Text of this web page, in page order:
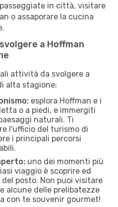
in città, visitare
o assaporare la cucina
a Hoffman
attività da svolgere a
alta stagione:
esplora Hoffman e i
o a piedi, e immergiti
naturali. Ti
l'ufficio del turismo di
i principali percorsi
uno dei momenti più
viaggio è scoprire ed
posto. Non puoi visitare
alcune delle prelibatezze
con te souvenir gourmet!